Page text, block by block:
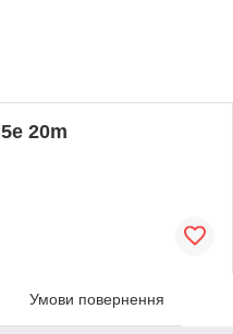
20m
Умови повернення